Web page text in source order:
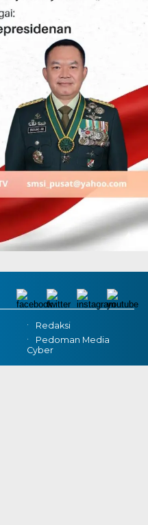
Redaksi
Pedoman Media
Cyber